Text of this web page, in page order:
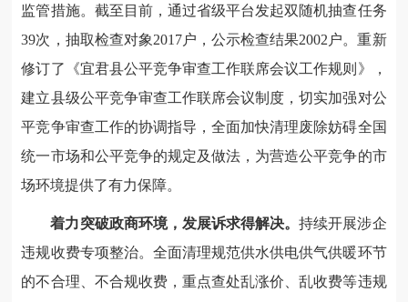
监管措施。截至目前，通过省级平台发起双随机抽查任务
39次，抽取检查对象2017户，公示检查结果2002户。重新
修订了《宜君县公平竞争审查工作联席会议工作规则》，
建立县级公平竞争审查工作联席会议制度，切实加强对公
平竞争审查工作的协调指导，全面加快清理废除妨碍全国
统一市场和公平竞争的规定及做法，为营造公平竞争的市
场环境提供了有力保障。
着力突破政商环境，发展诉求得解决。持续开展涉企
违规收费专项整治。全面清理规范供水供电供气供暖环节
的不合理、不合规收费，重点查处乱涨价、乱收费等违规